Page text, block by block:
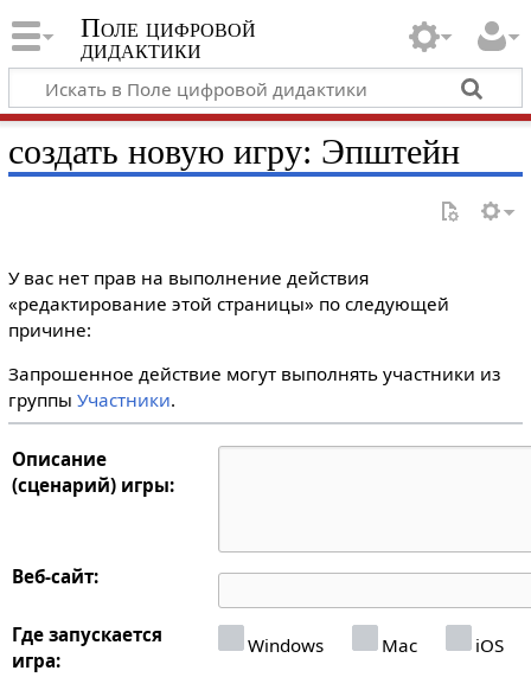
Поле цифровой
дидактики
создать новую игру: Эпштейн
У вас нет прав на выполнение действия
«редактирование этой страницы» по следующей
причине:
Запрошенное действие могут выполнять участники из
группы Участники.
Описание
(сценарий) игры:
Веб-сайт:
Где запускается
игра:
Windows Mac
iOS